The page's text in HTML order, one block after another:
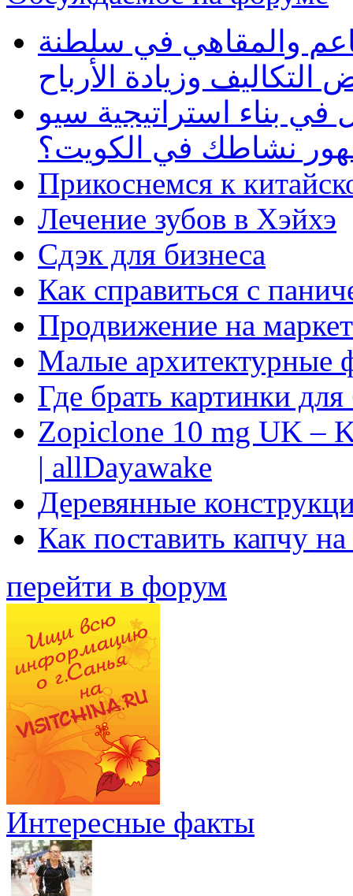
والمقاهي في سلطنة
وزيادة الأرباح
بناء استراتيجية سيو
نشاطك في الكويت؟
Прикоснемся к
Лечение зубов в Хэйхэ
Сдэк для бизнеса
Как справиться с
Продвижение на
Малые архитектурные
Где брать картинки
Zopiclone 10 mg UK –
| allDayawake
Деревянные
Как поставить капчу
перейти в форум
Интересные факты